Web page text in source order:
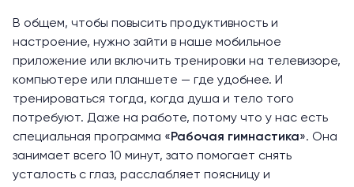
В общем, чтобы повысить продуктивность и
настроение, нужно зайти в наше мобильное
приложение или включить тренировки на телевизоре,
компьютере или планшете — где удобнее. И
тренироваться тогда, когда душа и тело того
потребуют. Даже на работе, потому что у нас есть
специальная программа «Рабочая гимнастика». Она
занимает всего 10 минут, зато помогает снять
усталость с глаз, расслабляет поясницу и